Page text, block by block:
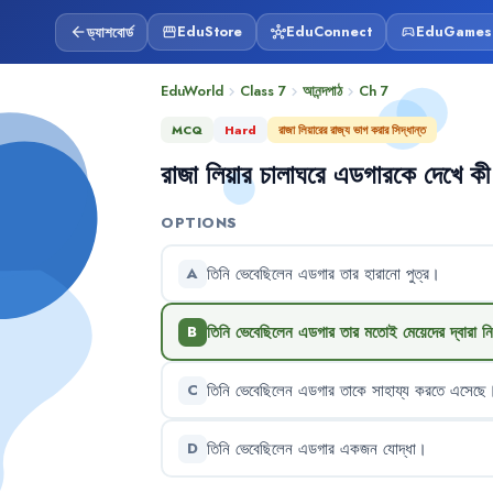
arrow_backড্যাশবোর্ড storefrontEduStore hubEduConnect sports_esportsEduGames
EduWorld chevron_right Class 7 chevron_right আনন্দপাঠchevron_right Ch 7
MCQ Hard রাজা লিয়ারের রাজ্য ভাগ করার সিদ্ধান্ত
রাজা লিয়ার চালাঘরে এডগারকে দেখে কী
OPTIONS
A তিনি ভেবেছিলেন এডগার তার হারানো পুত্র।
B তিনি ভেবেছিলেন এডগার তার মতোই মেয়েদের দ্বারা
C তিনি ভেবেছিলেন এডগার তাকে সাহায্য করতে এসেছে।
D তিনি ভেবেছিলেন এডগার একজন যোদ্ধা।